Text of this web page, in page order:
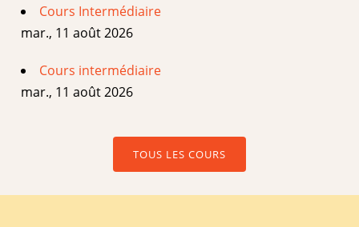
Cours Intermédiaire
mar., 11 août 2026
Cours intermédiaire
mar., 11 août 2026
TOUS LES COURS